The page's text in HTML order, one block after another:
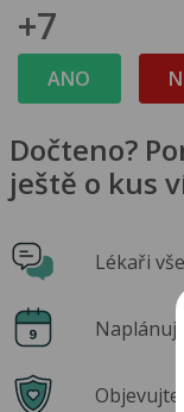
+7
ANO
Dočteno?
ještě o kus
Lékaři